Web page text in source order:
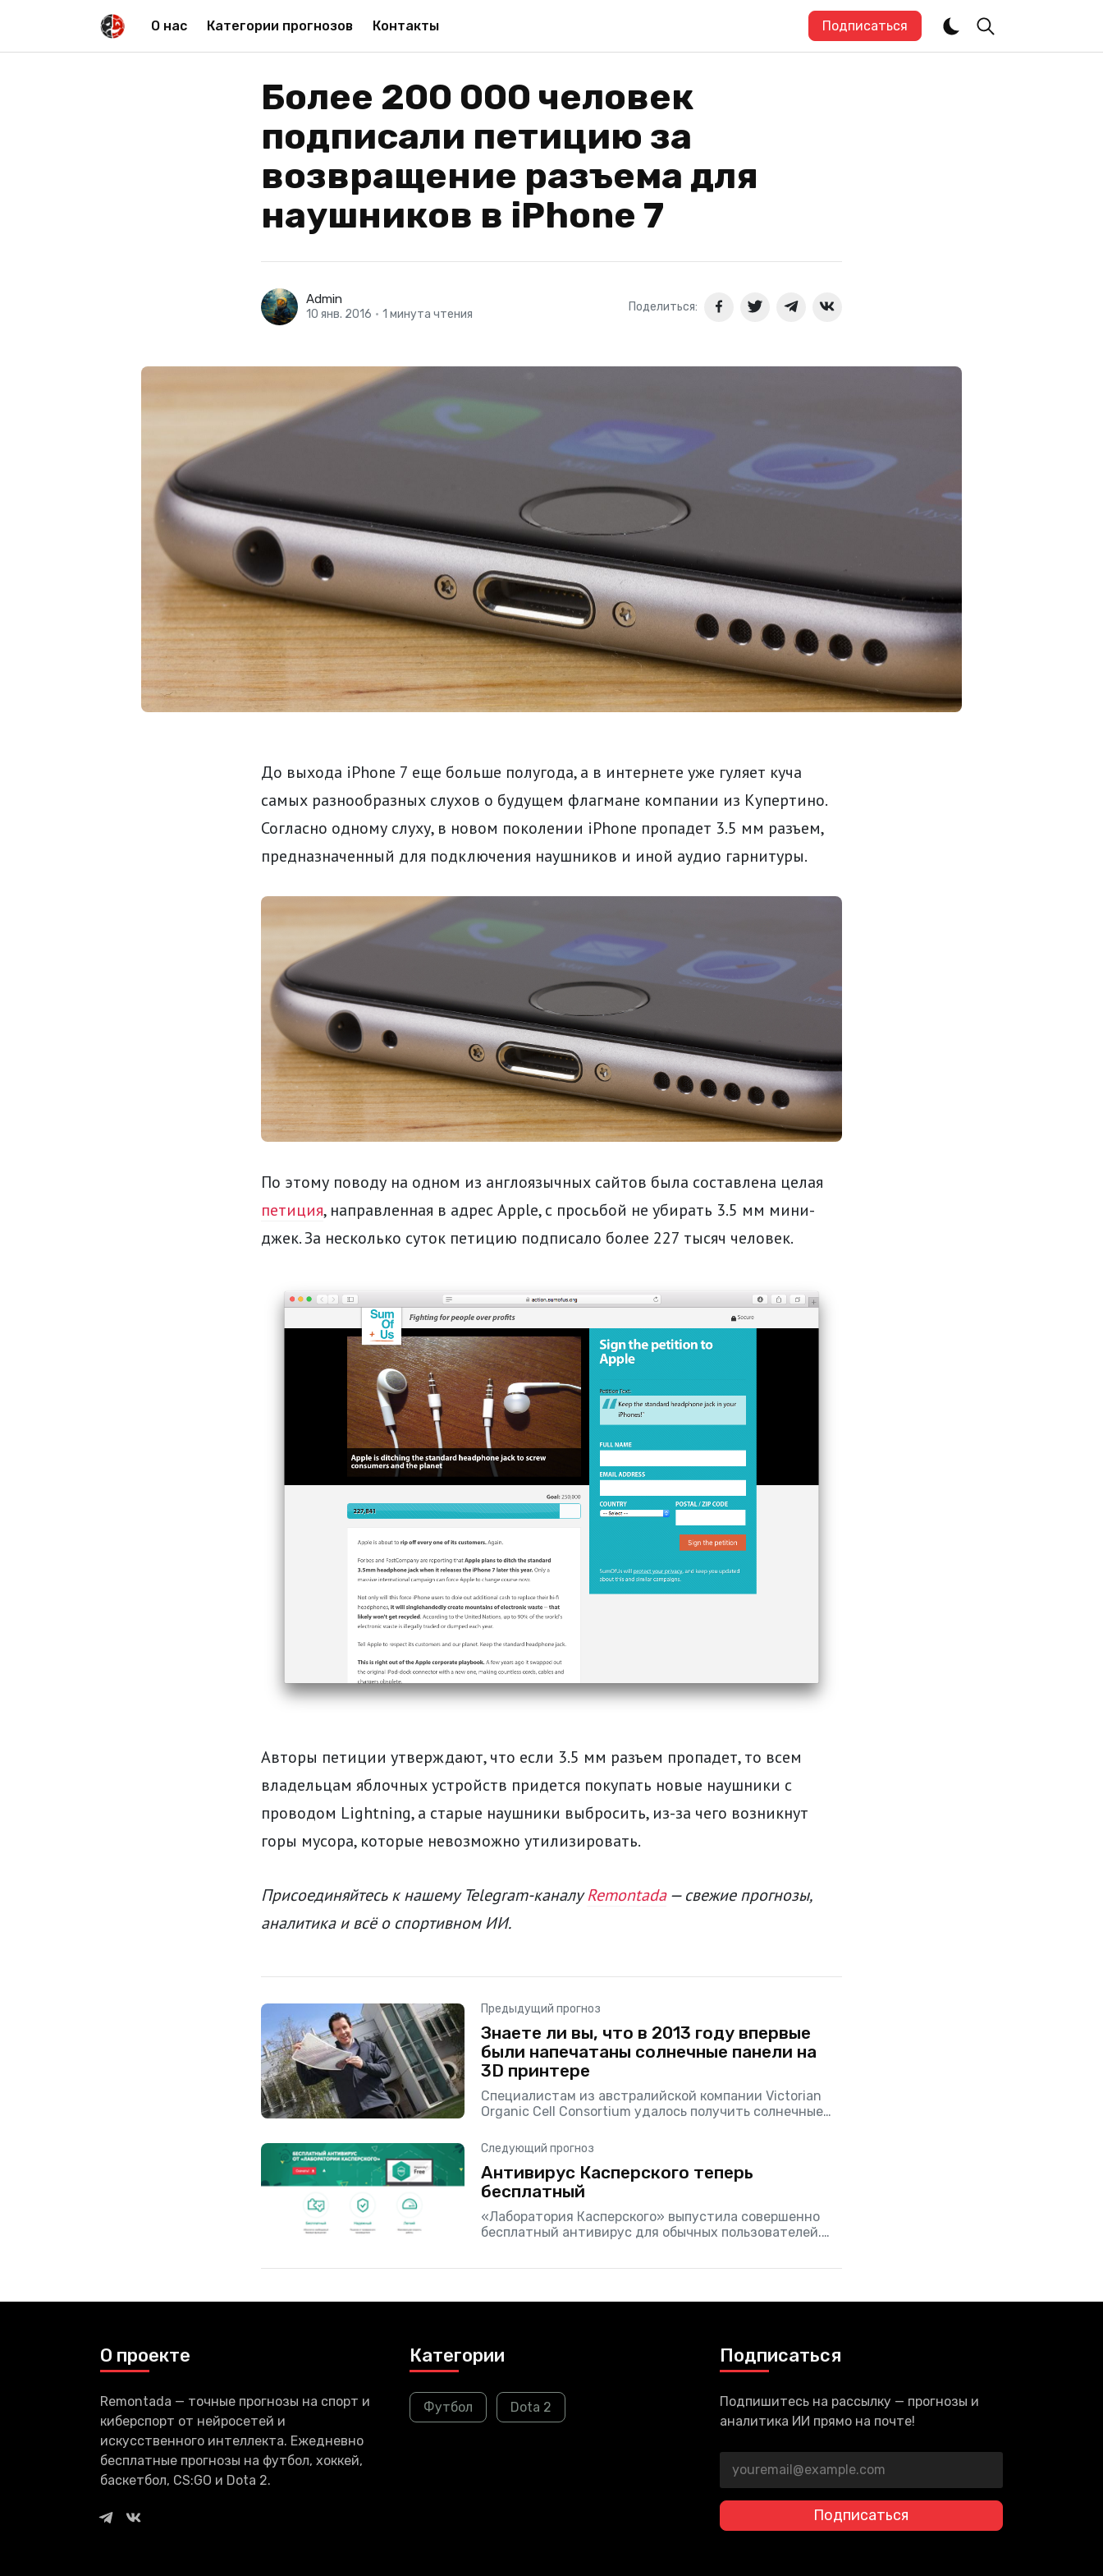
О нас Категории прогнозов Контакты Подписаться
Более 200 000 человек
подписали петицию за
возвращение разъема для
наушников в iPhone 7
Admin
10 янв. 2016 • 1 минута чтения
Поделиться:
До выхода iPhone 7 еще больше полугода, а в интернете уже гуляет куча
самых разнообразных слухов о будущем флагмане компании из Купертино.
Согласно одному слуху, в новом поколении iPhone пропадет 3.5 мм разъем,
предназначенный для подключения наушников и иной аудио гарнитуры.
По этому поводу на одном из англоязычных сайтов была составлена целая
петиция, направленная в адрес Apple, с просьбой не убирать 3.5 мм мини-
джек. За несколько суток петицию подписало более 227 тысяч человек.
Авторы петиции утверждают, что если 3.5 мм разъем пропадет, то всем
владельцам яблочных устройств придется покупать новые наушники с
проводом Lightning, а старые наушники выбросить, из-за чего возникнут
горы мусора, которые невозможно утилизировать.
Присоединяйтесь к нашему Telegram-каналуRemontada— свежие прогнозы,
аналитика и всё о спортивном ИИ.
Предыдущий прогноз
Знаете ли вы, что в 2013 году впервые
были напечатаны солнечные панели на
3D принтере
Специалистам из австралийской компании Victorian
Organic Cell Consortium удалось получить солнечные
Работа над этим проектом заняла более 7 лет.
Следующий прогноз
Антивирус Касперского теперь
бесплатный
«Лаборатория Касперского» выпустила совершенно
бесплатный антивирус для обычных пользователей.
О проекте
Remontada — точные прогнозы на спорт и
киберспорт от нейросетей и
искусственного интеллекта. Ежедневно
бесплатные прогнозы на футбол, хоккей,
баскетбол, CS:GO и Dota 2.
Категории
Футбол Dota 2
Подписаться
Подпишитесь на рассылку — прогнозы и
аналитика ИИ прямо на почте!
Подписаться